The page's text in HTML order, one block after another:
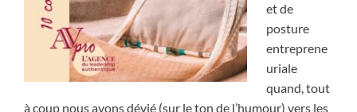
et de
posture
entreprene
uriale
quand, tout
à coup nous avons dévié (sur le ton de l’humour) vers les